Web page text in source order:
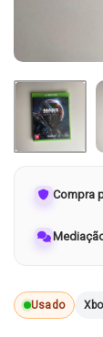
Compra
Usado